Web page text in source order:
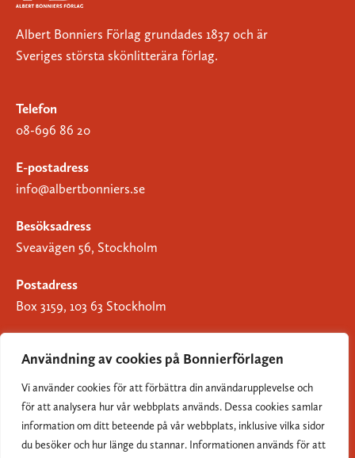
Användning av cookies på Bonnierförlagen
Vi använder cookies för att förbättra din användarupplevelse och
för att analysera hur vår webbplats används. Dessa cookies samlar
information om ditt beteende på vår webbplats, inklusive vilka sidor
du besöker och hur länge du stannar. Informationen används för att
Albert Bonniers Förlag grundades 1837 och är
Sveriges största skönlitterära förlag.
Telefon
08-696 86 20
E-postadress
info@albertbonniers.se
Besöksadress
Sveavägen 56, Stockholm
Postadress
Box 3159, 103 63 Stockholm
Om Bonnierförlagen
Cookies
Integritetspolicy